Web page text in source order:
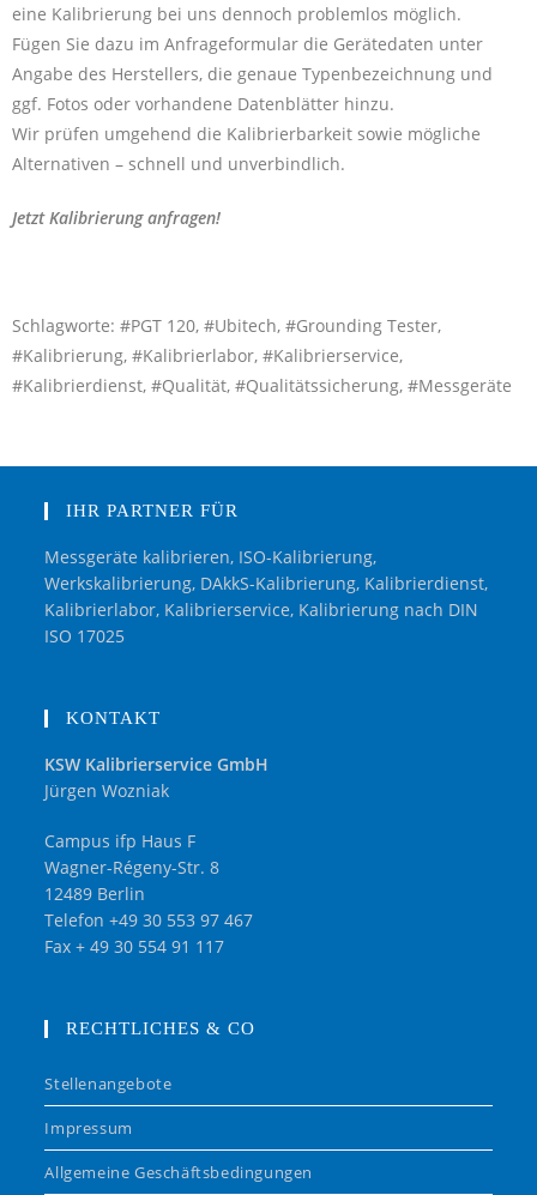
eine Kalibrierung bei uns dennoch problemlos möglich.
Fügen Sie dazu im Anfrageformular die Gerätedaten unter
Angabe des Herstellers, die genaue Typenbezeichnung und
ggf. Fotos oder vorhandene Datenblätter hinzu.
Wir prüfen umgehend die Kalibrierbarkeit sowie mögliche
Alternativen – schnell und unverbindlich.
Jetzt Kalibrierung anfragen!
Schlagworte: #PGT 120, #Ubitech, #Grounding Tester,
#Kalibrierung, #Kalibrierlabor, #Kalibrierservice,
#Kalibrierdienst, #Qualität, #Qualitätssicherung, #Messgeräte
IHR PARTNER FÜR
Messgeräte kalibrieren, ISO-Kalibrierung,
Werkskalibrierung, DAkkS-Kalibrierung, Kalibrierdienst,
Kalibrierlabor, Kalibrierservice, Kalibrierung nach DIN
ISO 17025
KONTAKT
KSW Kalibrierservice GmbH
Jürgen Wozniak
Campus ifp Haus F
Wagner-Régeny-Str. 8
12489 Berlin
Telefon +49 30 553 97 467
Fax + 49 30 554 91 117
RECHTLICHES & CO
Stellenangebote
Impressum
Allgemeine Geschäftsbedingungen